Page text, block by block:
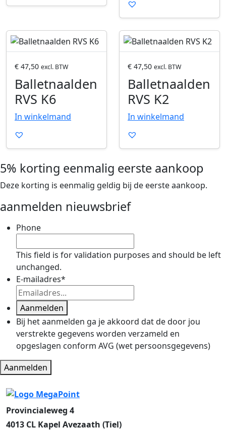
e
e
n
n
e
n
P
r
o
e
n
e
n
€ 47,50 excl. BTW
Balletnaalden
RVS K6
In winkelmand
P
r
o
e
e
n
€ 47,50 excl. BTW
Balletnaalden
RVS K2
In winkelmand
5% korting eenmalig eerste aankoop
Deze korting is eenmalig geldig bij de eerste aankoop.
aanmelden nieuwsbrief
Phone
This field is for validation purposes and should be left
unchanged.
E-mailadres*
Aanmelden
Bij het aanmelden ga je akkoord dat de door jou
verstrekte gegevens worden verzameld en
opgeslagen conform AVG (wet persoonsgegevens)
Aanmelden
Provincialeweg 4
4013 CL Kapel Avezaath (Tiel)